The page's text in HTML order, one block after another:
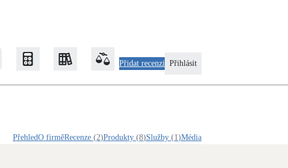
Přidat recenzi Přihlásit
Obálka budovy
PřehledO firměRecenze (2)Produkty (8)Služby (1)Média